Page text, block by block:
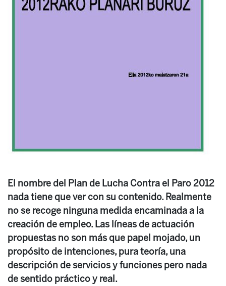
El nombre del Plan de Lucha Contra el Paro 2012
nada tiene que ver con su contenido. Realmente
no se recoge ninguna medida encaminada a la
creación de empleo. Las líneas de actuación
propuestas no son más que papel mojado, un
propósito de intenciones, pura teoría, una
descripción de servicios y funciones pero nada
de sentido práctico y real.